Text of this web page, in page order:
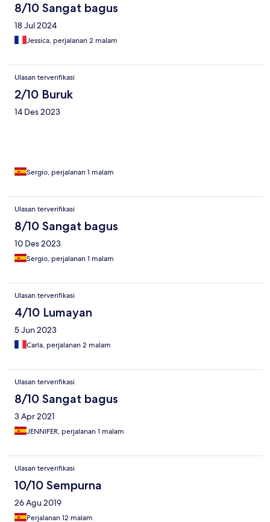
8/10 Sangat bagus
18 Jul 2024
Jessica, perjalanan 2 malam
Ulasan terverifikasi
2/10 Buruk
14 Des 2023
Sergio, perjalanan 1 malam
Ulasan terverifikasi
8/10 Sangat bagus
10 Des 2023
Sergio, perjalanan 1 malam
Ulasan terverifikasi
4/10 Lumayan
5 Jun 2023
Carla, perjalanan 2 malam
Ulasan terverifikasi
8/10 Sangat bagus
3 Apr 2021
JENNIFER, perjalanan 1 malam
Ulasan terverifikasi
10/10 Sempurna
26 Agu 2019
Perjalanan 12 malam